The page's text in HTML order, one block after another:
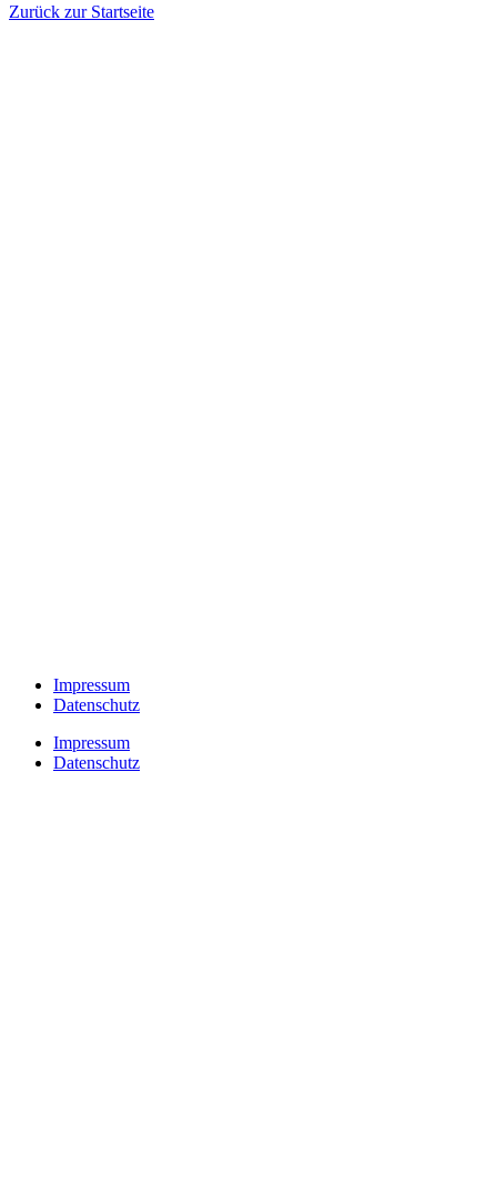
Zurück zur Startseite
Impressum
Datenschutz
Impressum
Datenschutz